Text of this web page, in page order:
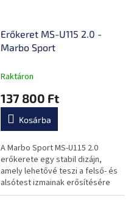
Erőkeret MS-U115 2.0 -
Marbo Sport
Raktáron
137 800 Ft
Kosárba
A Marbo Sport MS-U115 2.0
erőkerete egy stabil dizájn,
amely lehetővé teszi a felső- és
alsótest izmainak erősítésére
szolgáló gyakorlatok széles